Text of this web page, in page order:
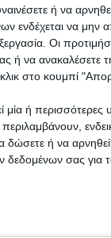
ή να
να μην
Οι
ή να ανακαλέσετε
στο κουμπί
ή περισσότερες
δώσετε ή να
δεδομένων σας
σε μια
έχει ανέβει,
προτάσεων.